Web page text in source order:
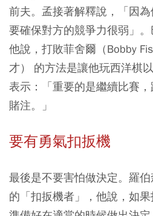
前夫。孟接著解釋說，「因
要確保對方的競爭力很弱」。
他說，打敗菲舍爾（Bobby
才） 的方法是讓他玩西洋棋
表示：「重要的是繼續比賽
賭注。」
要有勇氣扣扳機
最後是不要害怕做決定。羅
的「扣扳機者」，他說，如